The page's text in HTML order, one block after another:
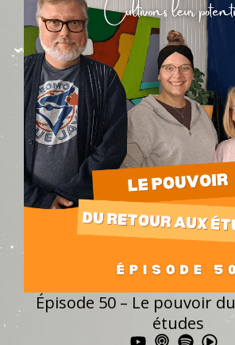
Épisode 50 – Le pouvoir
études